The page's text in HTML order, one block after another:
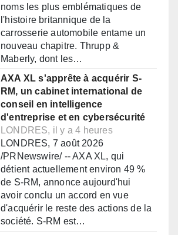
noms les plus emblématiques de
l'histoire britannique de la
carrosserie automobile entame un
nouveau chapitre. Thrupp &
Maberly, dont les…
AXA XL s'apprête à acquérir S-
RM, un cabinet international de
conseil en intelligence
d'entreprise et en cybersécurité
LONDRES, il y a 4 heures
LONDRES, 7 août 2026
/PRNewswire/ -- AXA XL, qui
détient actuellement environ 49 %
de S-RM, annonce aujourd'hui
avoir conclu un accord en vue
d'acquérir le reste des actions de la
société. S-RM est…